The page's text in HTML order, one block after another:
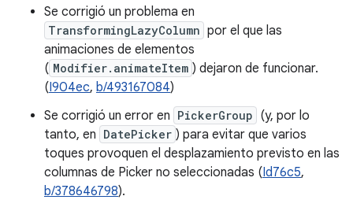
Se corrigió un problema en
TransformingLazyColumn por el que las
animaciones de elementos
( Modifier.animateItem ) dejaron de funcionar.
(I904ec, b/493167084)
Se corrigió un error en PickerGroup (y, por lo
tanto, en DatePicker ) para evitar que varios
toques provoquen el desplazamiento previsto en las
columnas de Picker no seleccionadas (Id76c5,
b/378646798).